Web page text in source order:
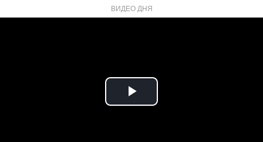
ВИДЕО ДНЯ
Play